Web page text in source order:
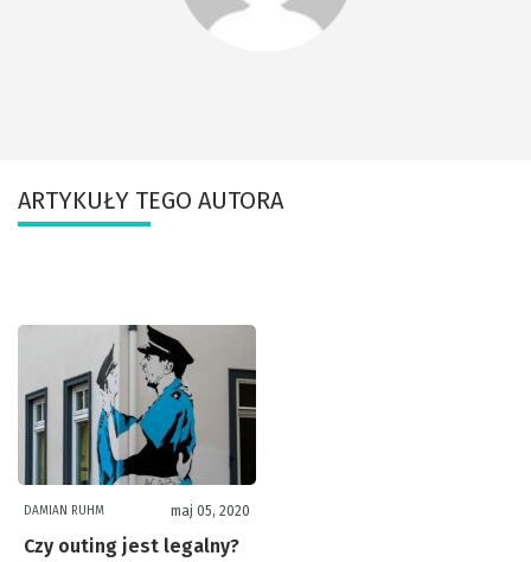
ARTYKUŁY TEGO AUTORA
DAMIAN RUHM maj 05, 2020
Czy outing jest legalny?